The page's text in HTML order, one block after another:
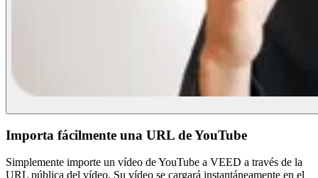
Importa fácilmente una URL de YouTube
Simplemente importe un vídeo de YouTube a VEED a través de la
URL pública del vídeo. Su vídeo se cargará instantáneamente en el